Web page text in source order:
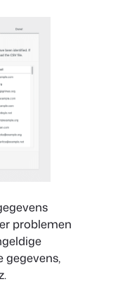
problemen
gegevens,